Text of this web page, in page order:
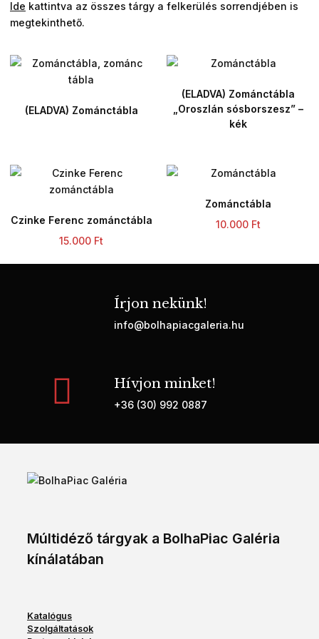
Ide kattintva az összes tárgy a felkerülés sorrendjében is
megtekinthető.
(ELADVA) Zománctábla
(ELADVA) Zománctábla
„Oroszlán sósborszesz” –
kék
Czinke Ferenc zománctábla
15.000 Ft
Zománctábla
10.000 Ft
Írjon nekünk!
info@bolhapiacgaleria.hu
Hívjon minket!
+36 (30) 992 0887
Múltidéző tárgyak a BolhaPiac Galéria
kínálatában
Katalógus
Szolgáltatások